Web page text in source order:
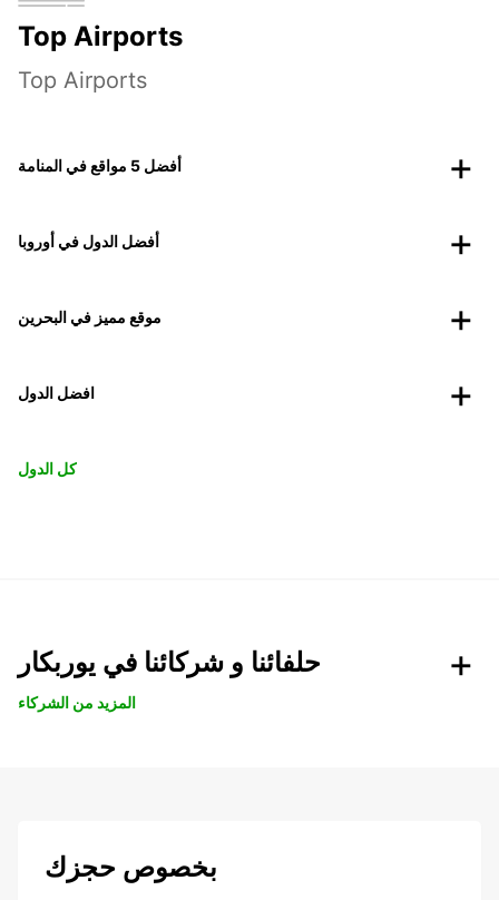
Top Airports
Top Airports
أفضل 5 مواقع في المنامة
أفضل الدول في أوروبا
موقع مميز في البحرين
افضل الدول
كل الدول
حلفائنا و شركائنا في يوربكار
المزيد من الشركاء
بخصوص حجزك